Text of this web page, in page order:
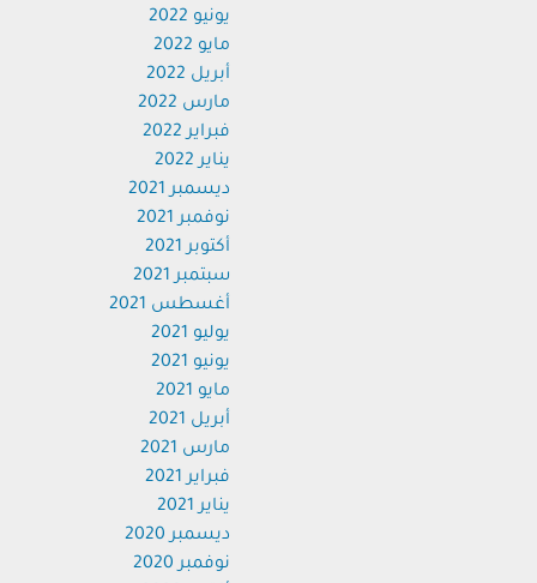
يونيو 2022
مايو 2022
أبريل 2022
مارس 2022
فبراير 2022
يناير 2022
ديسمبر 2021
نوفمبر 2021
أكتوبر 2021
سبتمبر 2021
أغسطس 2021
يوليو 2021
يونيو 2021
مايو 2021
أبريل 2021
مارس 2021
فبراير 2021
يناير 2021
ديسمبر 2020
نوفمبر 2020